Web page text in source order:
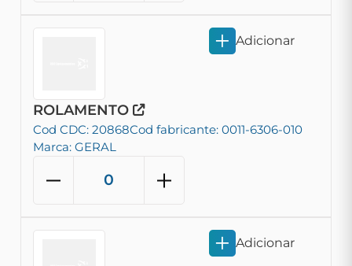
ROLAMENTO
Cod CDC: 20868Cod fabricante: 0011-6306-010
Marca: GERAL
Adicionar
Adicionar